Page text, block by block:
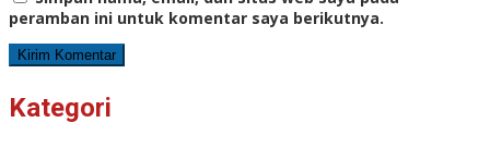
peramban ini untuk komentar saya berikutnya.
Kategori